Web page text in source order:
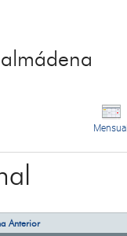
Mensual
Anterior